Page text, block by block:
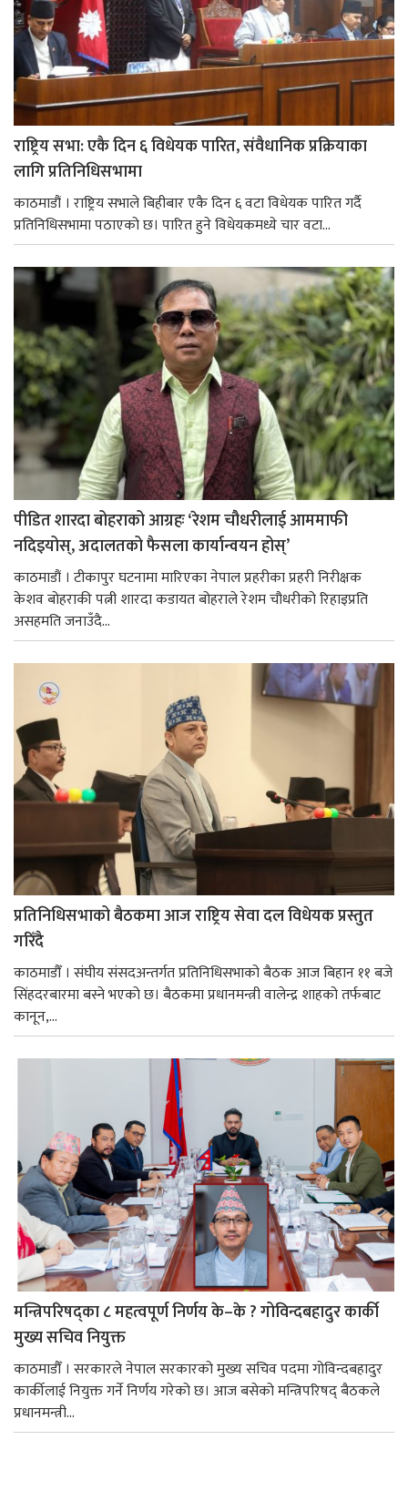
राष्ट्रिय सभा: एकै दिन ६ विधेयक पारित, संवैधानिक प्रक्रियाका
लागि प्रतिनिधिसभामा
काठमाडौं । राष्ट्रिय सभाले बिहीबार एकै दिन ६ वटा विधेयक पारित गर्दै
प्रतिनिधिसभामा पठाएको छ। पारित हुने विधेयकमध्ये चार वटा...
पीडित शारदा बोहराको आग्रहः ‘रेशम चौधरीलाई आममाफी
नदिइयोस्, अदालतको फैसला कार्यान्वयन होस्’
काठमाडौं । टीकापुर घटनामा मारिएका नेपाल प्रहरीका प्रहरी निरीक्षक
केशव बोहराकी पत्नी शारदा कडायत बोहराले रेशम चौधरीको रिहाइप्रति
असहमति जनाउँदै...
प्रतिनिधिसभाको बैठकमा आज राष्ट्रिय सेवा दल विधेयक प्रस्तुत
गरिँदै
काठमाडौँ । संघीय संसदअन्तर्गत प्रतिनिधिसभाको बैठक आज बिहान ११ बजे
सिंहदरबारमा बस्ने भएको छ। बैठकमा प्रधानमन्त्री वालेन्द्र शाहको तर्फबाट
कानून,...
मन्त्रिपरिषद्का ८ महत्वपूर्ण निर्णय के–के ? गोविन्दबहादुर कार्की
मुख्य सचिव नियुक्त
काठमाडौँ । सरकारले नेपाल सरकारको मुख्य सचिव पदमा गोविन्दबहादुर
कार्कीलाई नियुक्त गर्ने निर्णय गरेको छ। आज बसेको मन्त्रिपरिषद् बैठकले
प्रधानमन्त्री...